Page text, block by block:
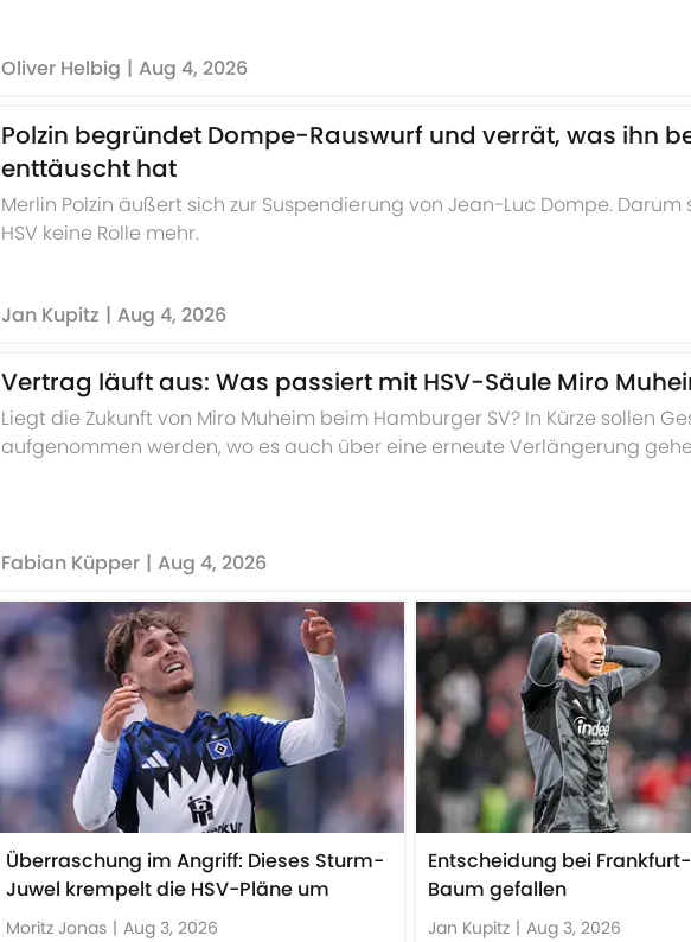
Oliver Helbig | Aug 4, 2026
Polzin begründet Dompe-Rauswurf und verrät, was ihn
enttäuscht hat
Merlin Polzin äußert sich zur Suspendierung von Jean-Luc Dompe.
HSV keine Rolle mehr.
Jan Kupitz | Aug 4, 2026
Vertrag läuft aus: Was passiert mit HSV-Säule Miro
Liegt die Zukunft von Miro Muheim beim Hamburger SV? In Kürze sollen
aufgenommen werden, wo es auch über eine erneute Verlängerung
Fabian Küpper | Aug 4, 2026
Überraschung im Angriff: Dieses Sturm-
Juwel krempelt die HSV-Pläne um
Moritz Jonas | Aug 3, 2026
Entscheidung bei
Baum gefallen
Jan Kupitz | Aug 3, 2026